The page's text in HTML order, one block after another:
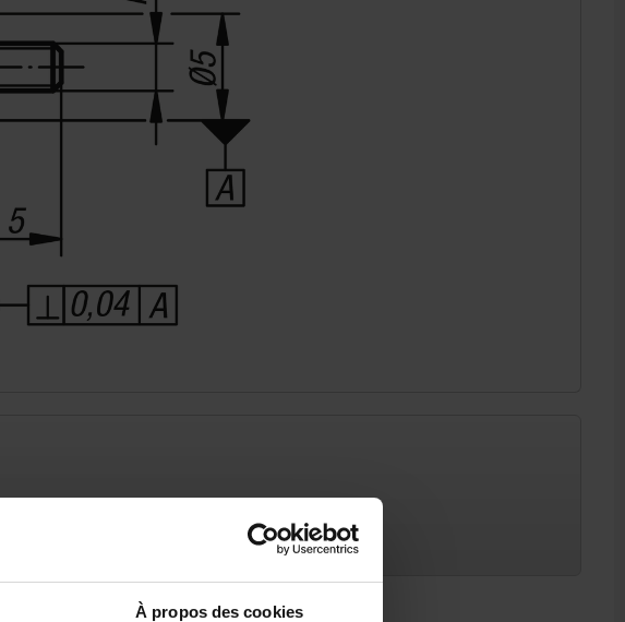
À propos des cookies